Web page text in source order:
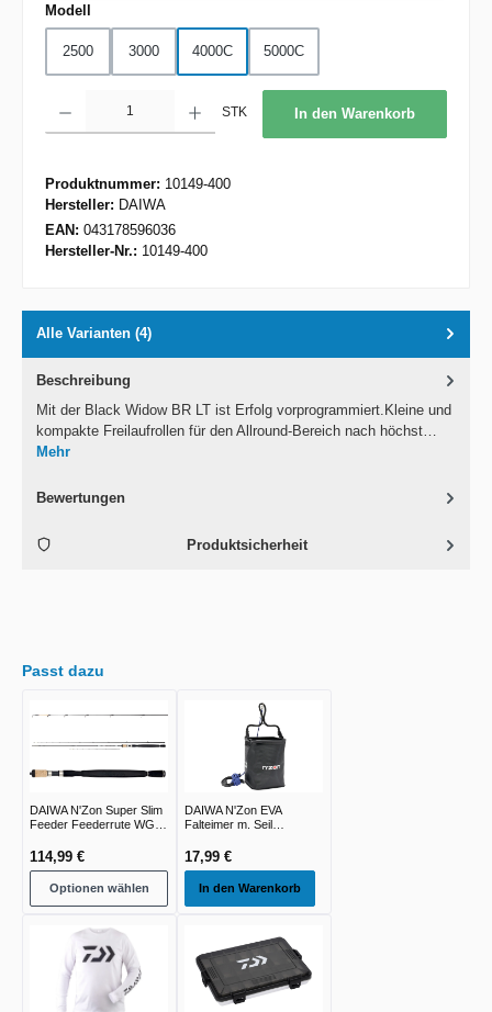
Modell
2500 3000 4000C 5000C
STK In den Warenkorb
Produktnummer: 10149-400
Hersteller: DAIWA
EAN: 043178596036
Hersteller-Nr.: 10149-400
Alle Varianten (4)
Beschreibung
Mit der Black Widow BR LT ist Erfolg vorprogrammiert.Kleine und
kompakte Freilaufrollen für den Allround-Bereich nach höchst…
Mehr
Bewertungen
Produktsicherheit
Passt dazu
DAIWA N'Zon Super Slim
Feeder Feederrute WG
114,99 €
Optionen wählen
DAIWA N'Zon EVA
Falteimer m. Seil
17,99 €
In den Warenkorb